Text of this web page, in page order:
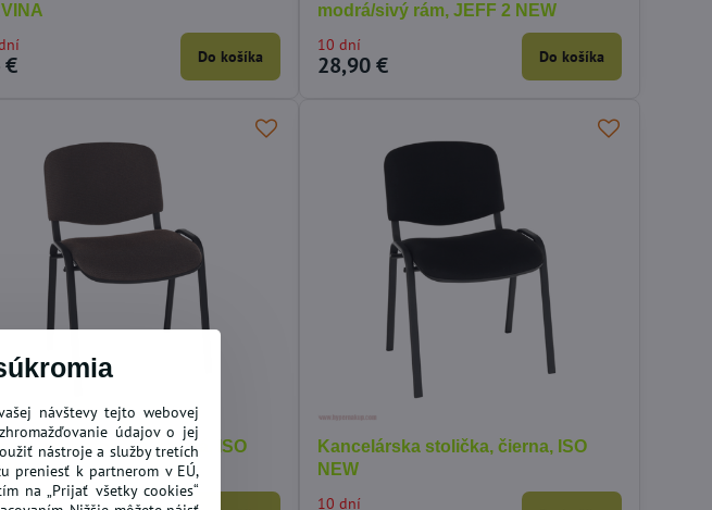
€ Do košíka
modrá/sivý rám, JEFF 2 NEW
10 dní
28,90 € Do košíka
stolička, hnedá, ISO
Kancelárska stolička, čierna, ISO
NEW
10 dní
návštevy tejto webovej
údajov o jej
nástroje a služby tretích
preniesť k partnerom v EÚ,
na „Prijať všetky cookies“